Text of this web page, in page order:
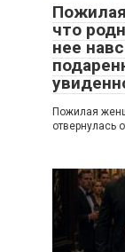
что
нее
Пожилая
отвернулась